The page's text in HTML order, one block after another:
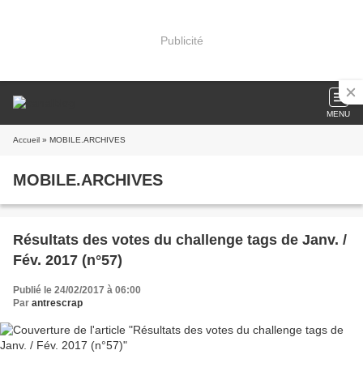
Publicité
MENU
Accueil » MOBILE.ARCHIVES
MOBILE.ARCHIVES
Résultats des votes du challenge tags de Janv. /
Fév. 2017 (n°57)
Publié le 24/02/2017 à 06:00
Par antrescrap